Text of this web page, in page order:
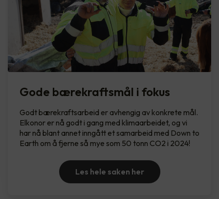
Gode bærekraftsmål i fokus
Godt bærekraftsarbeid er avhengig av konkrete mål.
Elkonor er nå godt i gang med klimaarbeidet, og vi
har nå blant annet inngått et samarbeid med Down to
Earth om å fjerne så mye som 50 tonn CO2 i 2024!
Les hele saken her